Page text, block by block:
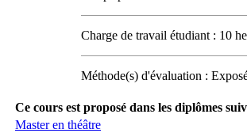
Charge de travail étudiant : 10
Méthode(s) d'évaluation :
Ce cours est proposé dans les diplômes
Master en théâtre